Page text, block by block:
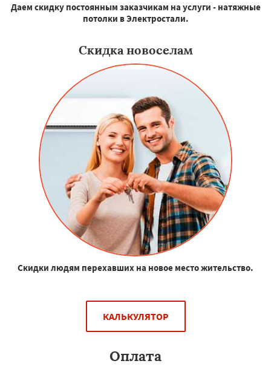
Даем скидку постоянным заказчикам на услуги - натяжные
потолки в Электростали.
Скидка новоселам
Скидки людям перехавших на новое место жительство.
КАЛЬКУЛЯТОР
Оплата